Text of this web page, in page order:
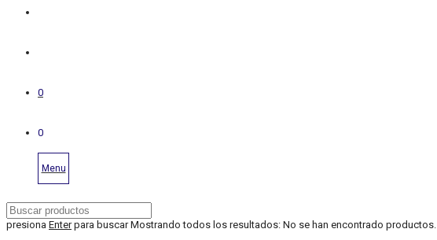
0
0
Menu
presiona Enterpara buscar Mostrando todos los resultados: No se han encontrado productos.